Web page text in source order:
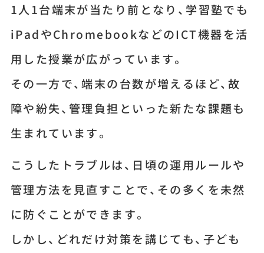
1人1台端末が当たり前となり、学習塾でも
iPadやChromebookなどのICT機器を活
用した授業が広がっています。
その一方で、端末の台数が増えるほど、故
障や紛失、管理負担といった新たな課題も
生まれています。
こうしたトラブルは、日頃の運用ルールや
管理方法を見直すことで、その多くを未然
に防ぐことができます。
しかし、どれだけ対策を講じても、子ども